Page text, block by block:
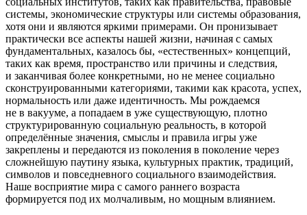
системы, экономические структуры или системы образования,
хотя они и являются яркими примерами. Он пронизывает
практически все аспекты нашей жизни, начиная с самых
фундаментальных, казалось бы, «естественных» концепций,
таких как время, пространство или причины и следствия,
и заканчивая более конкретными, но не менее социально
сконструированными категориями, такими как красота, успех,
нормальность или даже идентичность. Мы рождаемся
не в вакууме, а попадаем в уже существующую, плотно
структурированную социальную реальность, в которой
определённые значения, смыслы и правила игры уже
закреплены и передаются из поколения в поколение через
сложнейшую паутину языка, культурных практик, традиций,
символов и повседневного социального взаимодействия.
Наше восприятие мира с самого раннего возраста
формируется под их молчаливым, но мощным влиянием.